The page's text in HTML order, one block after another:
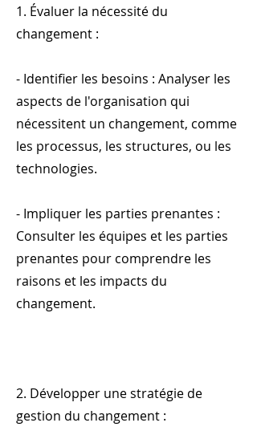
1. Évaluer la nécessité du
changement :
- Identifier les besoins : Analyser les
aspects de l'organisation qui
nécessitent un changement, comme
les processus, les structures, ou les
technologies.
- Impliquer les parties prenantes :
Consulter les équipes et les parties
prenantes pour comprendre les
raisons et les impacts du
changement.
2. Développer une stratégie de
gestion du changement :